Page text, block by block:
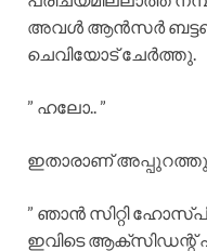
അവൾ ആൻസർ
ചെവിയോട് ചേർത്തു.
” ഹലോ.. ”
ഇതാരാണ്
” ഞാൻ സിറ്റി
ഇവിടെ ആക്സിഡന്റ്